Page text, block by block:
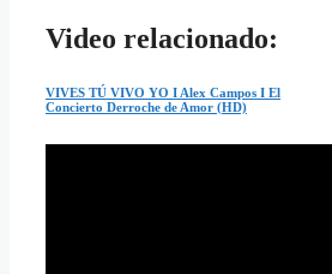
Video relacionado:
VIVES TÚ VIVO YO I Alex Campos I El
Concierto Derroche de Amor (HD)